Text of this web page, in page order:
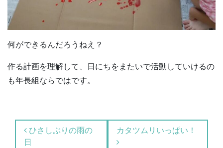
何ができるんだろうねえ？
作る計画を理解して、日にちをまたいで活動していけるの
も年長組ならではです。
投稿ナビゲーション
ひさしぶりの雨の
日
カタツムリいっぱい！